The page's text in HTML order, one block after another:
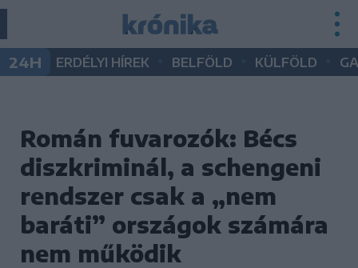
24H ERDÉLYI HÍREK BELFÖLD KÜLFÖLD
Román fuvarozók: Bécs
diszkriminál, a schengeni
rendszer csak a „nem
baráti” országok számára
nem működik